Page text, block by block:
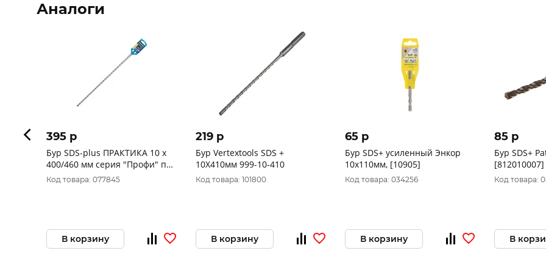
Аналоги
395 p
Бур SDS-plus ПРАКТИКА 10 х
400/460 мм серия "Профи" по
бетону 033-680
Код товара: 077845
В корзину
219 p
Бур Vertextools SDS +
10Х410мм 999-10-410
Код товара: 101800
В корзину
65 p
Бур SDS+ усиленный Энкор
10x110мм, [10905]
Код товара: 034256
В корзину
85 p
Бур SDS+
[812010007]
Код товара:
В